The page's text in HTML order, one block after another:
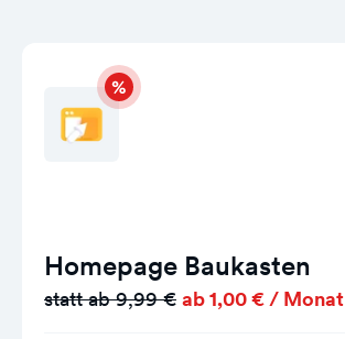
Homepage Baukasten
statt ab 9,99 € ab 1,00 € / Monat